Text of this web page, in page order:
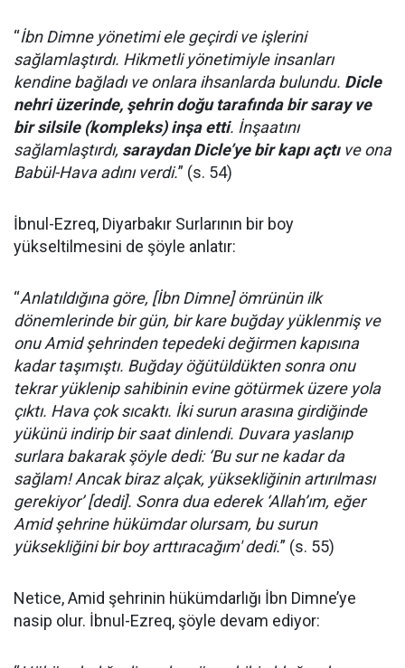
“İbn Dimne yönetimi ele geçirdi ve işlerini
sağlamlaştırdı. Hikmetli yönetimiyle insanları
kendine bağladı ve onlara ihsanlarda bulundu. Dicle
nehri üzerinde, şehrin doğu tarafında bir saray ve
bir silsile (kompleks) inşa etti. İnşaatını
sağlamlaştırdı, saraydan Dicle’ye bir kapı açtıve ona
Babül-Hava adını verdi.” (s. 54)
İbnul-Ezreq, Diyarbakır Surlarının bir boy
yükseltilmesini de şöyle anlatır:
“Anlatıldığına göre, [İbn Dimne] ömrünün ilk
dönemlerinde bir gün, bir kare buğday yüklenmiş ve
onu Amid şehrinden tepedeki değirmen kapısına
kadar taşımıştı. Buğday öğütüldükten sonra onu
tekrar yüklenip sahibinin evine götürmek üzere yola
çıktı. Hava çok sıcaktı. İki surun arasına girdiğinde
yükünü indirip bir saat dinlendi. Duvara yaslanıp
surlara bakarak şöyle dedi: ‘Bu sur ne kadar da
sağlam! Ancak biraz alçak, yüksekliğinin artırılması
gerekiyor’ [dedi]. Sonra dua ederek ‘Allah’ım, eğer
Amid şehrine hükümdar olursam, bu surun
yüksekliğini bir boy arttıracağım' dedi.” (s. 55)
Netice, Amid şehrinin hükümdarlığı İbn Dimne’ye
nasip olur. İbnul-Ezreq, şöyle devam ediyor: